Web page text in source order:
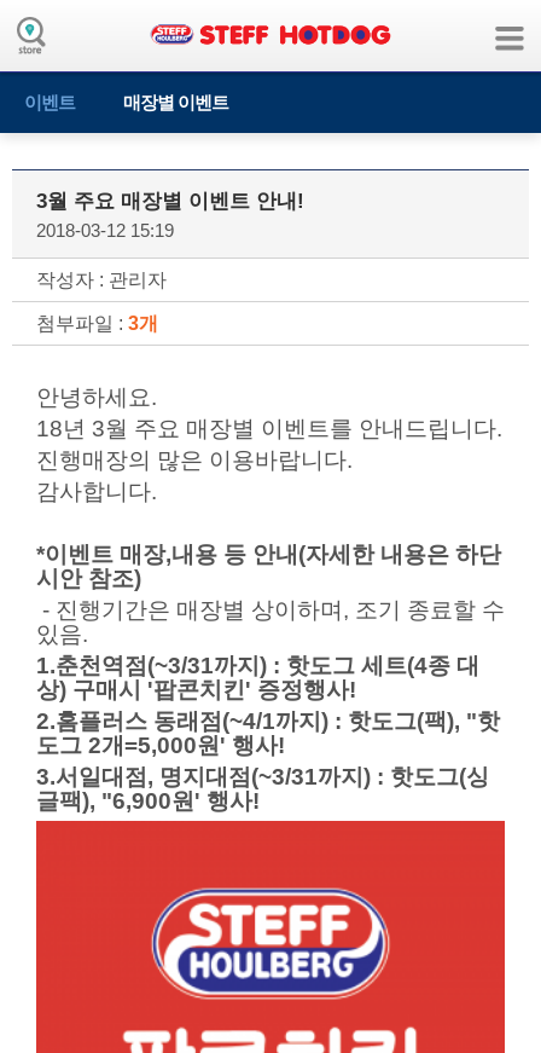
이벤트 매장별 이벤트
3월 주요 매장별 이벤트 안내!
2018-03-12 15:19
작성자 : 관리자
첨부파일 : 3개
안녕하세요.
18년 3월 주요 매장별 이벤트를 안내드립니다.
진행매장의 많은 이용바랍니다.
감사합니다.
*이벤트 매장,내용 등 안내(자세한 내용은 하단
시안 참조)
- 진행기간은 매장별 상이하며, 조기 종료할 수
있음.
1.춘천역점(~3/31까지) : 핫도그 세트(4종 대
상) 구매시 '팝콘치킨' 증정행사!
2.홈플러스 동래점(~4/1까지) : 핫도그(팩), "핫
도그 2개=5,000원' 행사!
3.서일대점, 명지대점(~3/31까지) : 핫도그(싱
글팩), "6,900원' 행사!